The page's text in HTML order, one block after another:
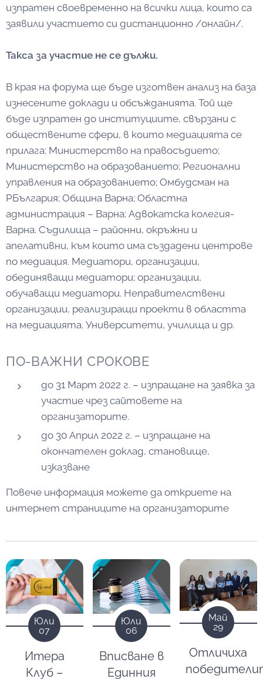
изпратен своевременно на всички лица, които са
заявили участието си дистанционно /онлайн/.
Такса за участие не се дължи.
В края на форума ще бъде изготвен анализ на база
изнесените доклади и обсъжданията. Той ще
бъде изпратен до институциите, свързани с
обществените сфери, в които медиацията се
прилага: Министерство на правосъдието;
Министерство на образованието; Регионални
управления на образованието; Омбудсман на
РБългария; Община Варна; Областна
администрация – Варна; Адвокатска колегия-
Варна. Съдилища – районни, окръжни и
апелативни, към които има създадени центрове
по медиация. Медиатори, организации,
обединяващи медиатори; организации,
обучаващи медиатори. Неправителствени
организации, реализиращи проекти в областта
на медиацията. Университети, училища и др.
ПО-ВАЖНИ СРОКОВЕ
до 31 Март 2022 г. – изпращане на заявка за
участие чрез сайтовете на
организаторите.
до 30 Април 2022 г. – изпращане на
окончателен доклад, становище,
изказване
Повече информация можете да откриете на
интернет страниците на организаторите
Юли
07
Итера
Клуб –
Юли
06
Вписване в
Единния
Май
29
Отличиха